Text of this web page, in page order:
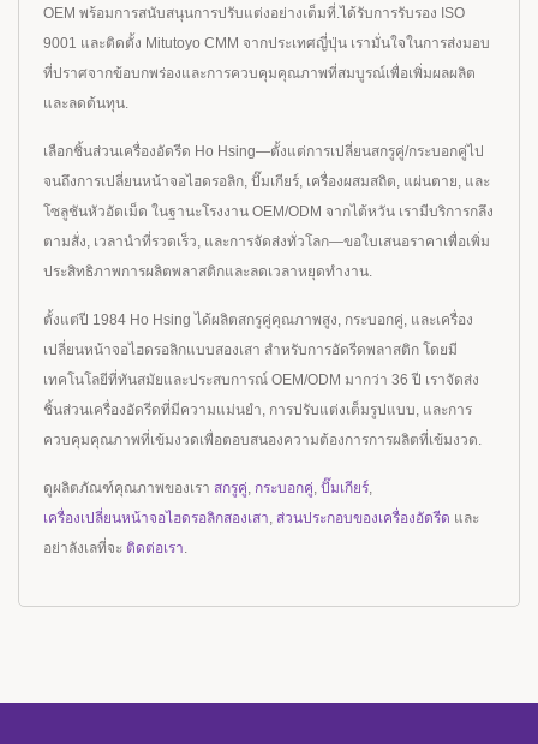
OEM พร้อมการสนับสนุนการปรับแต่งอย่างเต็มที่.ได้รับการรับรอง ISO
9001 และติดตั้ง Mitutoyo CMM จากประเทศญี่ปุ่น เรามั่นใจในการส่งมอบ
ที่ปราศจากข้อบกพร่องและการควบคุมคุณภาพที่สมบูรณ์เพื่อเพิ่มผลผลิต
และลดต้นทุน.
เลือกชิ้นส่วนเครื่องอัดรีด Ho Hsing—ตั้งแต่การเปลี่ยนสกรูคู่/กระบอกคู่ไป
จนถึงการเปลี่ยนหน้าจอไฮดรอลิก, ปั๊มเกียร์, เครื่องผสมสถิต, แผ่นตาย, และ
โซลูชันหัวอัดเม็ด ในฐานะโรงงาน OEM/ODM จากไต้หวัน เรามีบริการกลึง
ตามสั่ง, เวลานำที่รวดเร็ว, และการจัดส่งทั่วโลก—ขอใบเสนอราคาเพื่อเพิ่ม
ประสิทธิภาพการผลิตพลาสติกและลดเวลาหยุดทำงาน.
ตั้งแต่ปี 1984 Ho Hsing ได้ผลิตสกรูคู่คุณภาพสูง, กระบอกคู่, และเครื่อง
เปลี่ยนหน้าจอไฮดรอลิกแบบสองเสา สำหรับการอัดรีดพลาสติก โดยมี
เทคโนโลยีที่ทันสมัยและประสบการณ์ OEM/ODM มากว่า 36 ปี เราจัดส่ง
ชิ้นส่วนเครื่องอัดรีดที่มีความแม่นยำ, การปรับแต่งเต็มรูปแบบ, และการ
ควบคุมคุณภาพที่เข้มงวดเพื่อตอบสนองความต้องการการผลิตที่เข้มงวด.
ดูผลิตภัณฑ์คุณภาพของเรา สกรูคู่, กระบอกคู่, ปั๊มเกียร์,
เครื่องเปลี่ยนหน้าจอไฮดรอลิกสองเสา, ส่วนประกอบของเครื่องอัดรีด และ
อย่าลังเลที่จะ ติดต่อเรา.